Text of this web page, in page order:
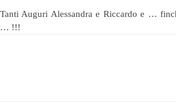
Tanti Auguri Alessandra e Riccardo e …
… !!!